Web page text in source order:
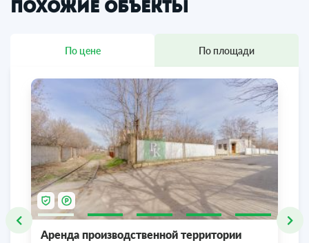
Похожие объекты
По цене По площади
Аренда производственной территории